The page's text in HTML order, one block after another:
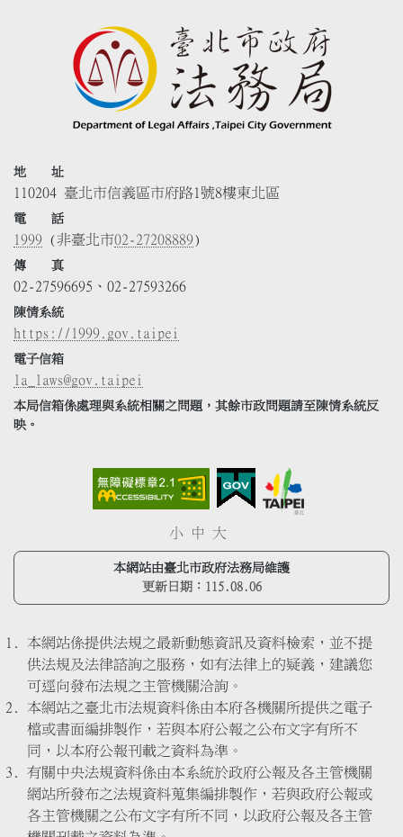
地 址
110204 臺北市信義區市府路1號8樓東北區
電 話
1999 (非臺北市02-27208889)
傳 真
02-27596695、02-27593266
陳情系統
https://1999.gov.taipei
電子信箱
la_laws@gov.taipei
本局信箱係處理與系統相關之問題，其餘市政問題請至陳情系統反
映。
小 中 大
本網站由臺北市政府法務局維護
更新日期： 115.08.06
本網站係提供法規之最新動態資訊及資料檢索，並不提
供法規及法律諮詢之服務，如有法律上的疑義，建議您
可逕向發布法規之主管機關洽詢。
本網站之臺北市法規資料係由本府各機關所提供之電子
檔或書面編排製作，若與本府公報之公布文字有所不
同，以本府公報刊載之資料為準。
有關中央法規資料係由本系統於政府公報及各主管機關
網站所發布之法規資料蒐集編排製作，若與政府公報或
各主管機關之公布文字有所不同，以政府公報及各主管